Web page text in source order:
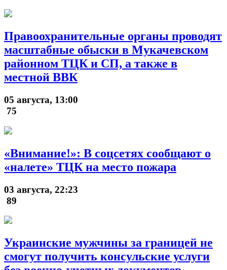
Правоохранительные органы проводят
масштабные обыски в Мукачевском
районном ТЦК и СП, а также в
местной ВВК
05 августа, 13:00
75
«Внимание!»: В соцсетях сообщают о
«налете» ТЦК на место пожара
03 августа, 22:23
89
Украинские мужчины за границей не
смогут получить консульские услуги